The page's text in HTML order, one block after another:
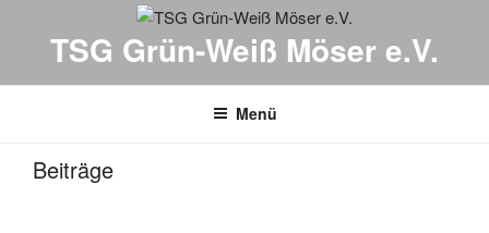
TSG Grün-Weiß Möser e.V.
Menü
Beiträge